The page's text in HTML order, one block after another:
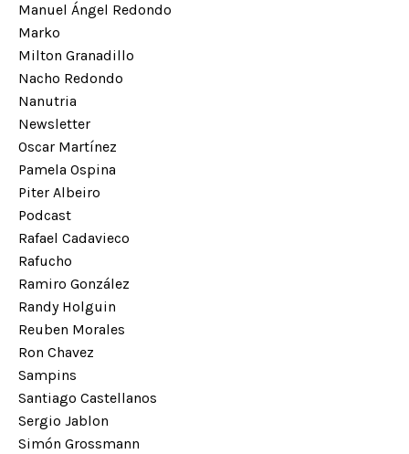
Manuel Ángel Redondo
Marko
Milton Granadillo
Nacho Redondo
Nanutria
Newsletter
Oscar Martínez
Pamela Ospina
Piter Albeiro
Podcast
Rafael Cadavieco
Rafucho
Ramiro González
Randy Holguin
Reuben Morales
Ron Chavez
Sampins
Santiago Castellanos
Sergio Jablon
Simón Grossmann